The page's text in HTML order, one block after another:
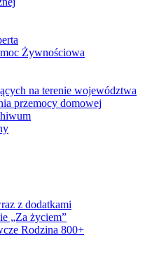
Żywnościowa
na terenie województwa
przemocy domowej
z dodatkami
„Za życiem”
Rodzina 800+